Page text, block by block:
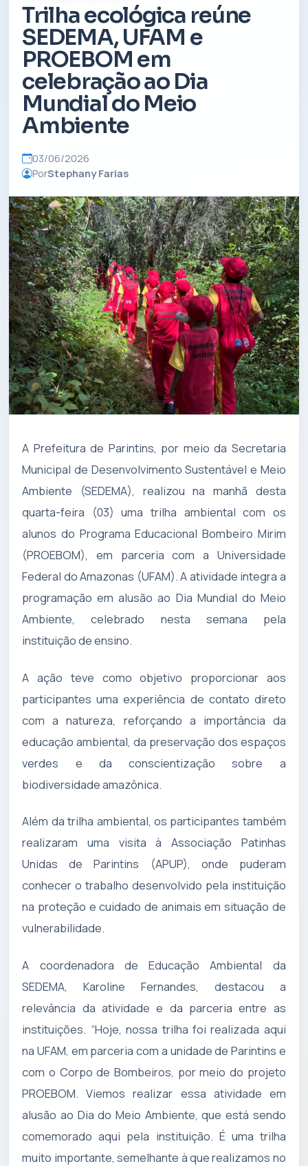
Trilha ecológica reúne
SEDEMA, UFAM e
PROEBOM em
celebração ao Dia
Mundial do Meio
Ambiente
03/06/2026
PorStephany Farias
A Prefeitura de Parintins, por meio da Secretaria
Municipal de Desenvolvimento Sustentável e Meio
Ambiente (SEDEMA), realizou na manhã desta
quarta-feira (03) uma trilha ambiental com os
alunos do Programa Educacional Bombeiro Mirim
(PROEBOM), em parceria com a Universidade
Federal do Amazonas (UFAM). A atividade integra a
programação em alusão ao Dia Mundial do Meio
Ambiente, celebrado nesta semana pela
instituição de ensino.
A ação teve como objetivo proporcionar aos
participantes uma experiência de contato direto
com a natureza, reforçando a importância da
educação ambiental, da preservação dos espaços
verdes e da conscientização sobre a
biodiversidade amazônica.
Além da trilha ambiental, os participantes também
realizaram uma visita à Associação Patinhas
Unidas de Parintins (APUP), onde puderam
conhecer o trabalho desenvolvido pela instituição
na proteção e cuidado de animais em situação de
vulnerabilidade.
A coordenadora de Educação Ambiental da
SEDEMA, Karoline Fernandes, destacou a
relevância da atividade e da parceria entre as
instituições. “Hoje, nossa trilha foi realizada aqui
na UFAM, em parceria com a unidade de Parintins e
com o Corpo de Bombeiros, por meio do projeto
PROEBOM. Viemos realizar essa atividade em
alusão ao Dia do Meio Ambiente, que está sendo
comemorado aqui pela instituição. É uma trilha
muito importante, semelhante à que realizamos no